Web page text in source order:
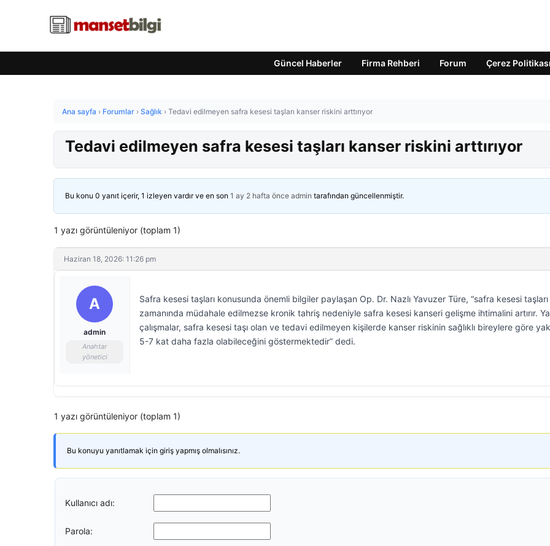
Güncel Haberler Firma Rehberi Forum Çerez Politikası
Ana sayfa › Forumlar › Sağlık › Tedavi edilmeyen safra kesesi taşları kanser riskini arttırıyor
Tedavi edilmeyen safra kesesi taşları kanser riskini arttırıyor
Bu konu 0 yanıt içerir, 1 izleyen vardır ve en son 1 ay 2 hafta önce admin tarafından güncellenmiştir.
1 yazı görüntüleniyor (toplam 1)
Haziran 18, 2026: 11:26 pm
A
admin
Anahtar
yönetici
Safra kesesi taşları konusunda önemli bilgiler paylaşan Op. Dr. Nazlı Yavuzer Türe, “safra kesesi taşları
zamanında müdahale edilmezse kronik tahriş nedeniyle safra kesesi kanseri gelişme ihtimalini artırır.
çalışmalar, safra kesesi taşı olan ve tedavi edilmeyen kişilerde kanser riskinin sağlıklı bireylere göre
5-7 kat daha fazla olabileceğini göstermektedir” dedi.
1 yazı görüntüleniyor (toplam 1)
Bu konuyu yanıtlamak için giriş yapmış olmalısınız.
Kullanıcı adı:
Parola: